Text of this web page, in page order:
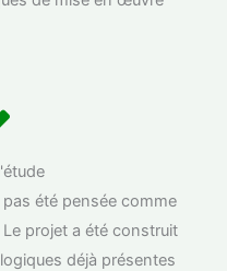
pas été pensée comme
projet a été construit
déjà présentes